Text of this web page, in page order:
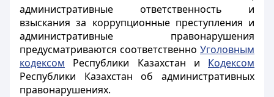
административные ответственность и
взыскания за коррупционные преступления и
административные правонарушения
предусматриваются соответственно Уголовным
кодексом Республики Казахстан и Кодексом
Республики Казахстан об административных
правонарушениях.